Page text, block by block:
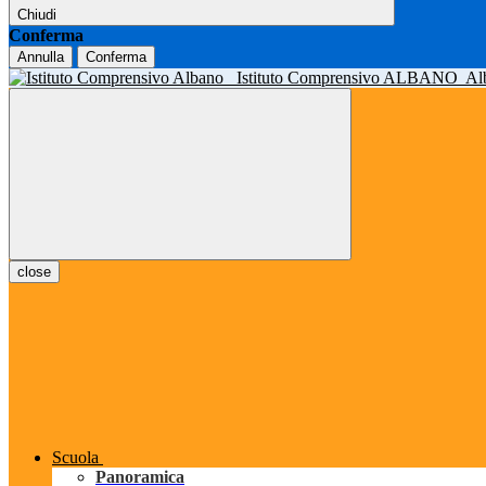
Chiudi
Conferma
Annulla Conferma
Istituto Comprensivo ALBANO
close
Scuola
Panoramica